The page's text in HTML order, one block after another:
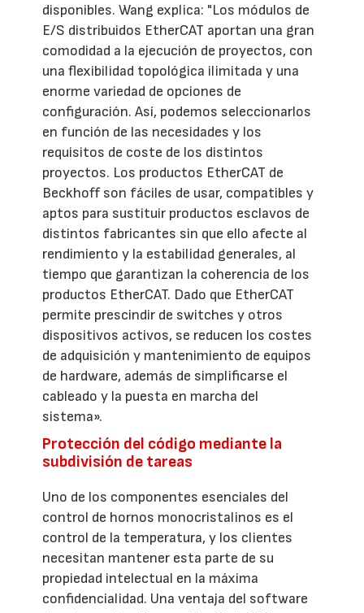
disponibles. Wang explica: "Los módulos de
E/S distribuidos EtherCAT aportan una gran
comodidad a la ejecución de proyectos, con
una flexibilidad topológica ilimitada y una
enorme variedad de opciones de
configuración. Así, podemos seleccionarlos
en función de las necesidades y los
requisitos de coste de los distintos
proyectos. Los productos EtherCAT de
Beckhoff son fáciles de usar, compatibles y
aptos para sustituir productos esclavos de
distintos fabricantes sin que ello afecte al
rendimiento y la estabilidad generales, al
tiempo que garantizan la coherencia de los
productos EtherCAT. Dado que EtherCAT
permite prescindir de switches y otros
dispositivos activos, se reducen los costes
de adquisición y mantenimiento de equipos
de hardware, además de simplificarse el
cableado y la puesta en marcha del
sistema».
Protección del código mediante la
subdivisión de tareas
Uno de los componentes esenciales del
control de hornos monocristalinos es el
control de la temperatura, y los clientes
necesitan mantener esta parte de su
propiedad intelectual en la máxima
confidencialidad. Una ventaja del software